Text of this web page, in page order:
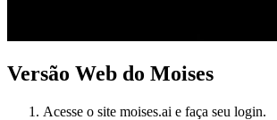
Versão Web do Moises
Acesse o site moises.ai e faça seu login.